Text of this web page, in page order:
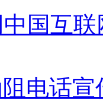
中国互
电话宣